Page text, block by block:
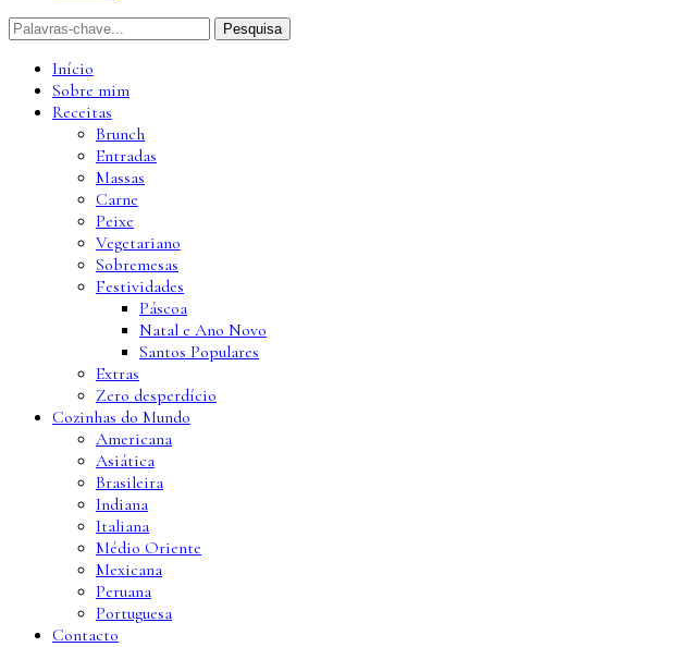
Início
Sobre mim
Receitas
Brunch
Entradas
Massas
Carne
Peixe
Vegetariano
Sobremesas
Festividades
Páscoa
Natal e Ano Novo
Santos Populares
Extras
Zero desperdício
Cozinhas do Mundo
Americana
Asiática
Brasileira
Indiana
Italiana
Médio Oriente
Mexicana
Peruana
Portuguesa
Contacto